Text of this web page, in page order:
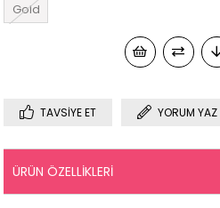
Gold
TAVSIYE ET YORUM YAZ
ÜRÜN ÖZELLIKLERI